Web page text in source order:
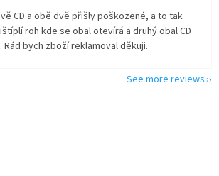
CD a obě dvě přišly poškozené, a to tak
roh kde se obal otevírá a druhý obal CD
bych zboží reklamoval děkuji.
See more reviews